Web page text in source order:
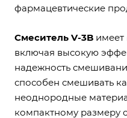
фармацевтические
Смеситель V-3B
включая высокую
надежность
способен смешивать
неоднородные
компактному размеру